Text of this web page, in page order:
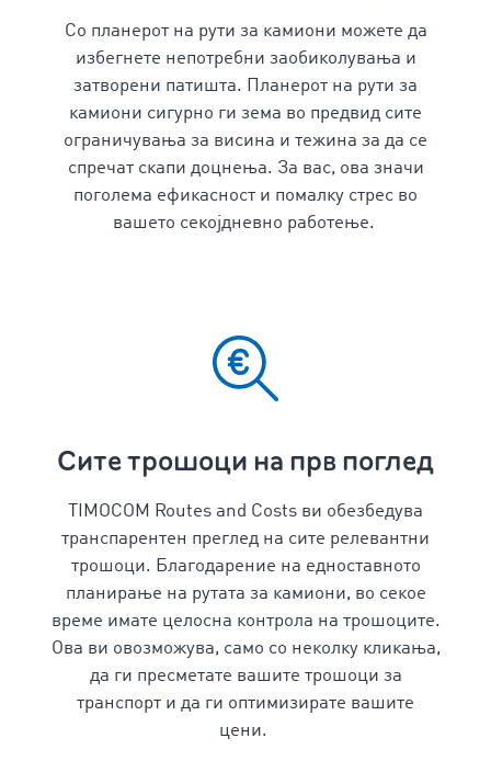
Со планерот на рути за камиони можете да
избегнете непотребни заобиколувања и
затворени патишта. Планерот на рути за
камиони сигурно ги зема во предвид сите
ограничувања за висина и тежина за да се
спречат скапи доцнења. За вас, ова значи
поголема ефикасност и помалку стрес во
вашето секојдневно работење.
Сите трошоци на прв поглед
TIMOCOM Routes and Costs ви обезбедува
транспарентен преглед на сите релевантни
трошоци. Благодарение на едноставното
планирање на рутата за камиони, во секое
време имате целосна контрола на трошоците.
Ова ви овозможува, само со неколку кликања,
да ги пресметате вашите трошоци за
транспорт и да ги оптимизирате вашите
цени.